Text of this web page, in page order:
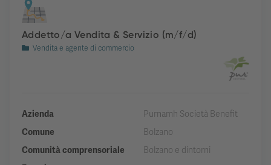
Addetto/a Vendita & Servizio (m/f/d)
Vendita e agente di commercio
Azienda
Purnamh Società Benefit
Comune
Bolzano
Comunità comprensoriale
Bolzano e dintorni